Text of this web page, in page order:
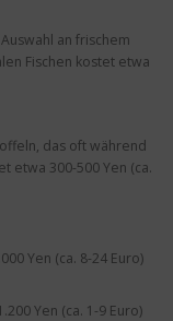
an frischem
Fischen kostet etwa
das oft während
etwa 300-500 Yen (ca.
Yen (ca. 8-24 Euro)
Yen (ca. 1-9 Euro)